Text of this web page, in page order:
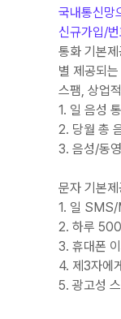
국내통신망
신규가입/
통화 기본
별 제공되
스팸, 상업
1. 일 음성
2. 당월 총
3. 음성/동
문자 기본
1. 일 SMS/
2. 하루
3. 휴대폰
4. 제3자에
5. 광고성